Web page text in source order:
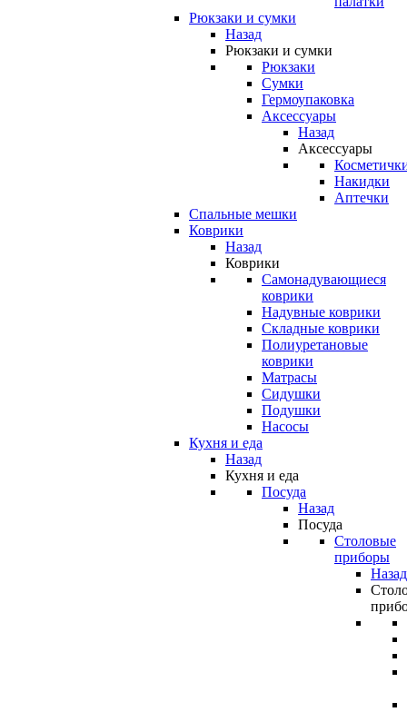
Рюкзаки и сумки
Назад
Рюкзаки и сумки
Рюкзаки
Сумки
Гермоупаковка
Аксессуары
Назад
Аксессуары
Накидки
Аптечки
Спальные мешки
Коврики
Назад
Коврики
Самонадувающиеся
коврики
Надувные коврики
Складные коврики
Полиуретановые
коврики
Матрасы
Сидушки
Подушки
Насосы
Кухня и еда
Назад
Кухня и еда
Посуда
Назад
Посуда
Столовые
приборы
Назад